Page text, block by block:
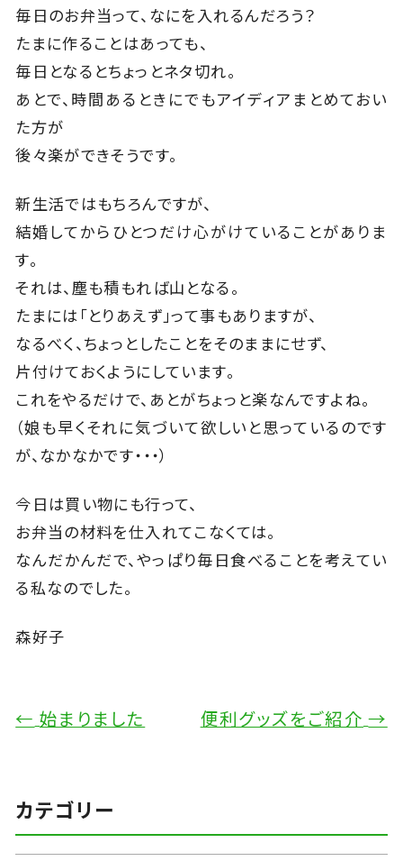
毎日のお弁当って、なにを入れるんだろう？
たまに作ることはあっても、
毎日となるとちょっとネタ切れ。
あとで、時間あるときにでもアイディアまとめておい
た方が
後々楽ができそうです。
新生活ではもちろんですが、
結婚してからひとつだけ心がけていることがありま
す。
それは、塵も積もれば山となる。
たまには「とりあえず」って事もありますが、
なるべく、ちょっとしたことをそのままにせず、
片付けておくようにしています。
これをやるだけで、あとがちょっと楽なんですよね。
（娘も早くそれに気づいて欲しいと思っているのです
が、なかなかです・・・）
今日は買い物にも行って、
お弁当の材料を仕入れてこなくては。
なんだかんだで、やっぱり毎日食べることを考えてい
る私なのでした。
森好子
← 始まりました 便利グッズをご紹介 →
カテゴリー